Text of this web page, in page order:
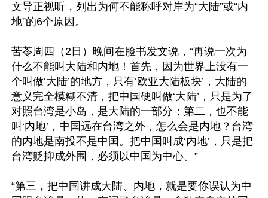
文导正视听，列出为何不能称呼对岸为“大陆”或“内
地”的6个原因。
苦苓周四（2日）晚间在脸书发文说，“再说一次为
什么不能叫大陆和内地！首先，因为世界上没有一
个叫做‘大陆’的地方，只有‘欧亚大陆板块’，大陆的
意义完全模糊不清，把中国硬叫做‘大陆’，只是为了
对照台湾是小岛，是大陆的一部分；第二，也不能
叫‘内地’，中国远在台湾之外，怎么会是内地？台湾
的内地是南投不是中国。把中国叫成‘内地’，只是把
台湾贬抑成外围，必须以中国为中心。”
“第三，把中国讲成大陆、内地，就是要你误认为中